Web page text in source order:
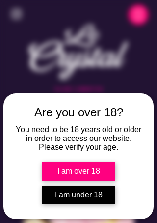
Are you over 18?
You need to be 18 years old or older
in order to access our website.
Please verify your age.
I am over 18
I am under 18
OUVERT7/7
DE 23H À 05H
VILLAGE NATURISTE
DU CAP D'AGDE
PORT AMBONNE